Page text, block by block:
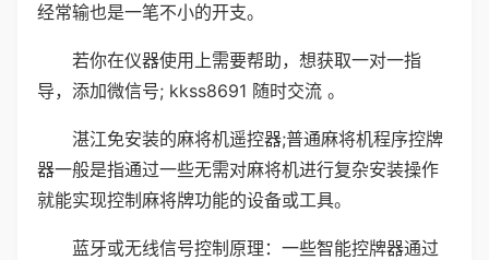
经常输也是一笔不小的开支。
若你在仪器使用上需要帮助，想获取一对一指
导，添加微信号; kkss8691 随时交流 。
湛江免安装的麻将机遥控器;普通麻将机程序控牌
器一般是指通过一些无需对麻将机进行复杂安装操作
就能实现控制麻将牌功能的设备或工具。
蓝牙或无线信号控制原理：一些智能控牌器通过